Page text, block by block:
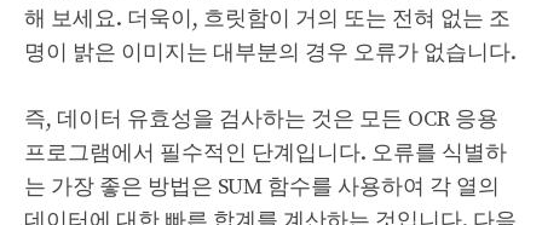
해 보세요. 더욱이, 흐릿함이 거의 또는 전혀 없는 조
명이 밝은 이미지는 대부분의 경우 오류가 없습니다.
즉, 데이터 유효성을 검사하는 것은 모든 OCR 응용
프로그램에서 필수적인 단계입니다. 오류를 식별하
는 가장 좋은 방법은 SUM 함수를 사용하여 각 열의